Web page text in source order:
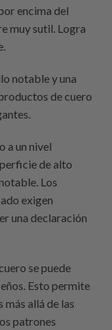
encima del
muy sutil. Logra
notable y una
de cuero
a un nivel
de alto
Los
exigen
una declaración
se puede
Esto permite
allá de las
patrones